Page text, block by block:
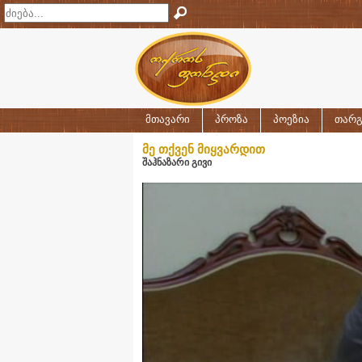
მთავარი პროზა პოეზია
მე თქვენ მიყვარდით
შაჰნაზარი გივი